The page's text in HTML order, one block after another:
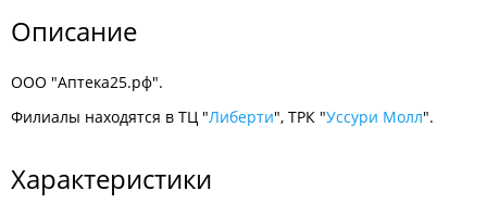
Описание
ООО "Аптека25.рф".
Филиалы находятся в ТЦ "Либерти", ТРК "Уссури Молл".
Характеристики